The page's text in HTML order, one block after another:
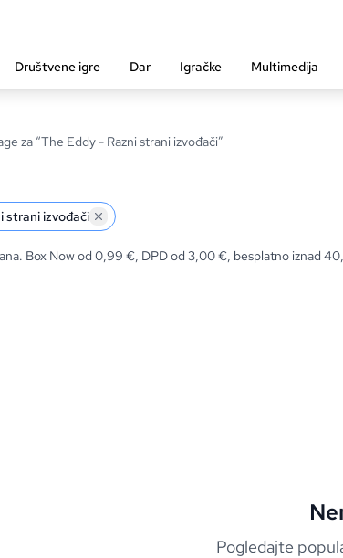
Društvene igre Dar Igračke Multimedija
za “The Eddy - Razni strani izvođači”
strani izvođači
Box Now od 0,99 €, DPD od 3,00 €, besplatno iznad
Pogledajte